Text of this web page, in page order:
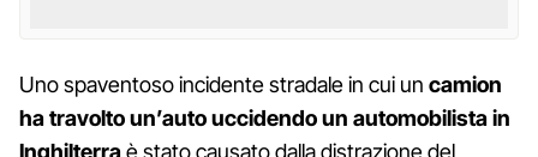
Uno spaventoso incidente stradale in cui un camion
ha travolto un’auto uccidendo un automobilista in
Inghilterraè stato causato dalla distrazione del